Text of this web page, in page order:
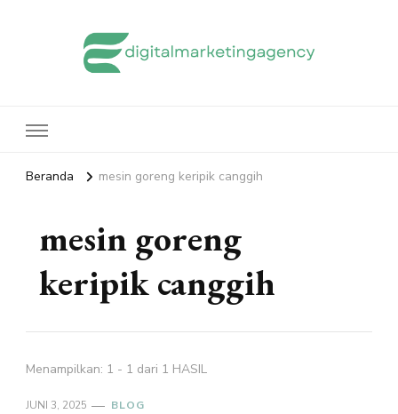
Beranda mesin goreng keripik canggih
mesin goreng
keripik canggih
Menampilkan: 1 - 1 dari 1 HASIL
JUNI 3, 2025 BLOG